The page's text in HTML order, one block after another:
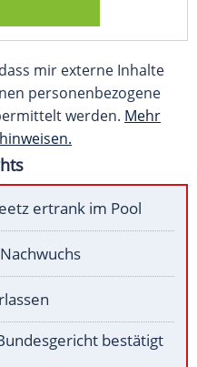
mir externe Inhalte
personenbezogene
werden. Mehr
ertrank im Pool
bestätigt